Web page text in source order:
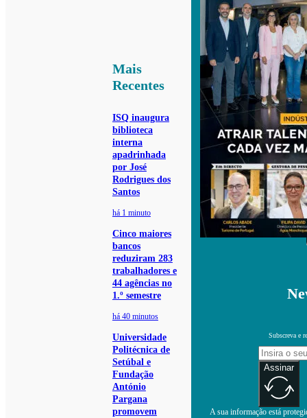
Mais
Recentes
ISQ inaugura
biblioteca
interna
apadrinhada
por José
Rodrigues dos
Santos
há 1 minuto
Cinco maiores
bancos
reduziram 283
trabalhadores e
44 agências no
1.º semestre
há 40 minutos
Universidade
Politécnica de
Setúbal e
Fundação
António
Pargana
promovem
Subscreva e
Assinar
A sua informação está